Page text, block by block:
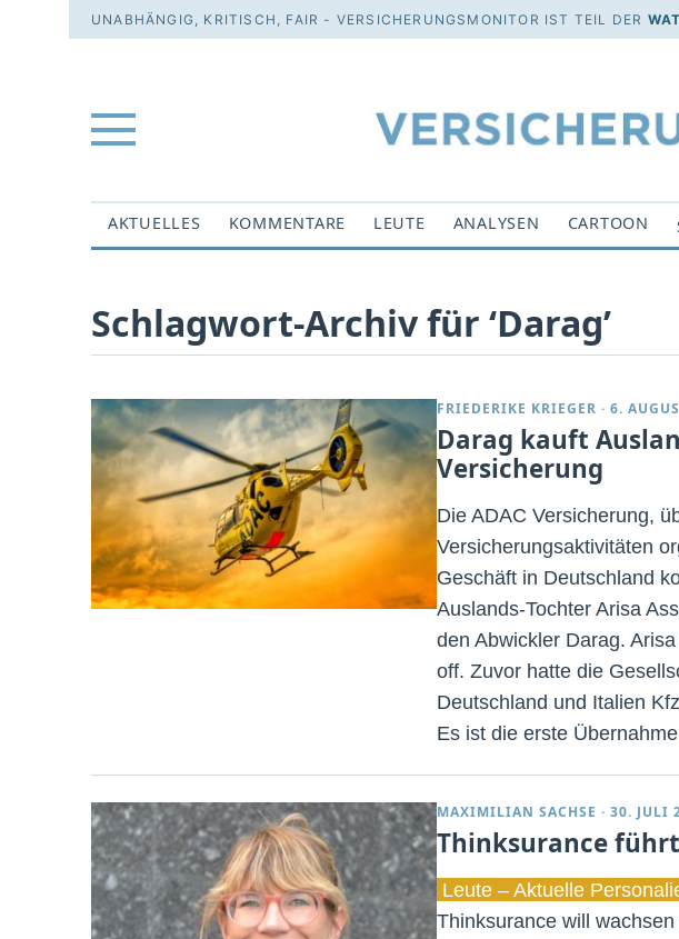
UNABHÄNGIG, KRITISCH, FAIR - VERSICHERUNGSMONITOR IST TEIL DER
AKTUELLES KOMMENTARE LEUTE ANALYSEN CARTOON
Schlagwort-Archiv für ‘Darag’
FRIEDERIKE KRIEGER · 6.
Darag kauft
Versicherung
Die ADAC Versicherung,
Versicherungsaktivitäten
Geschäft in Deutschland
Auslands-Tochter Arisa
den Abwickler Darag.
off. Zuvor hatte die
Deutschland und Italien
Es ist die erste
MAXIMILIAN SACHSE · 30. JULI
Thinksurance
Leute – Aktuelle
Thinksurance will